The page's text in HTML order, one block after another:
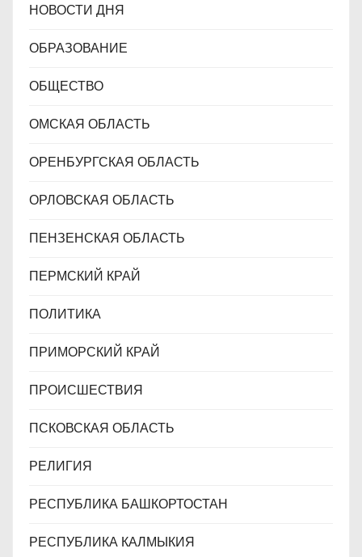
НОВОСТИ ДНЯ
ОБРАЗОВАНИЕ
ОБЩЕСТВО
ОМСКАЯ ОБЛАСТЬ
ОРЕНБУРГСКАЯ ОБЛАСТЬ
ОРЛОВСКАЯ ОБЛАСТЬ
ПЕНЗЕНСКАЯ ОБЛАСТЬ
ПЕРМСКИЙ КРАЙ
ПОЛИТИКА
ПРИМОРСКИЙ КРАЙ
ПРОИСШЕСТВИЯ
ПСКОВСКАЯ ОБЛАСТЬ
РЕЛИГИЯ
РЕСПУБЛИКА БАШКОРТОСТАН
РЕСПУБЛИКА КАЛМЫКИЯ